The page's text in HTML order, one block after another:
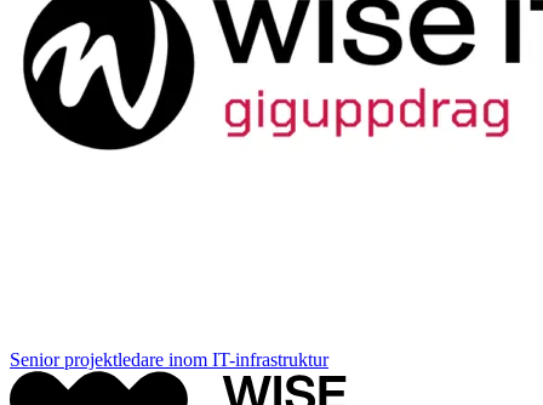
Senior projektledare inom IT-infrastruktur